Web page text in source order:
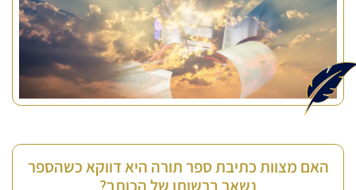
האם מצוות כתיבת ספר תורה היא דווקא כשהספר
נשאר ברשותו של הכותב?